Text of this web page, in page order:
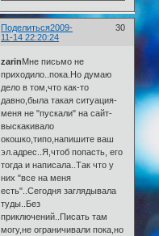
Поделиться 30
2009-
11-14 22:20:24
zarinМне письмо не
приходило..пока.Но думаю
дело в том,что как-то
давно,была такая ситуация-
меня не "пускали" на сайт-
выскакивало
окошко,типо,напишите ваш
эл.адрес..Я,чтоб попасть, его
тогда и написала..Так что у
них "все на меня
есть"..Сегодня заглядывала
туды..Без
приключений..Писать там
могу,не ограничивали пока,но